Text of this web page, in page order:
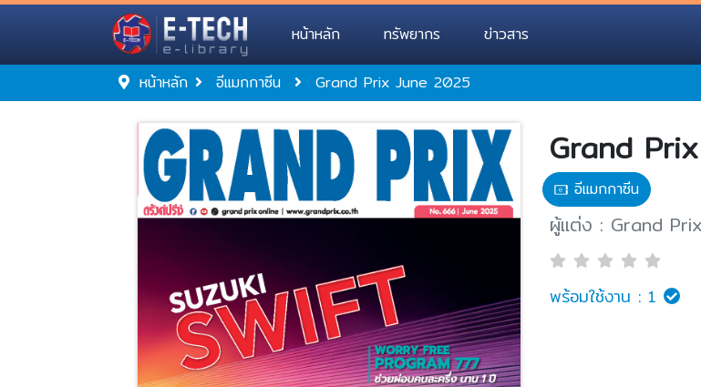
หน้าหลัก ทรัพยากร ข่าวสาร
หน้าหลัก อีแมกกาซีน Grand Prix June 2025
Grand
อีแมกกาซีน
ผู้แต่ง : Grand Prix
พร้อมใช้งาน : 1